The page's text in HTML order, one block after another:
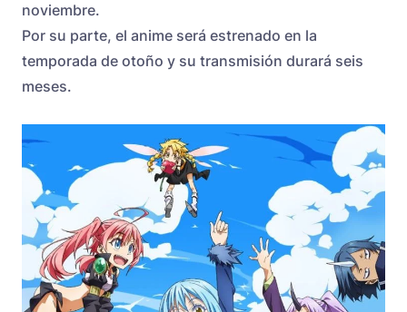
noviembre.
Por su parte, el anime será estrenado en la
temporada de otoño y su transmisión durará seis
meses.